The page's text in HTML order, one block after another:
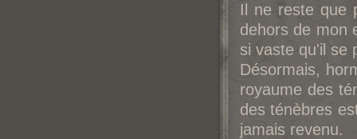
Il ne reste que
dehors de mon
si vaste qu'il se
Désormais,
royaume des
des ténèbres
jamais revenu.